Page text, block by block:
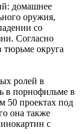
домашнее
оружия,
со
Согласно
тюрьме округа
ролей в
в порнофильме в
50 проектах под
она также
с